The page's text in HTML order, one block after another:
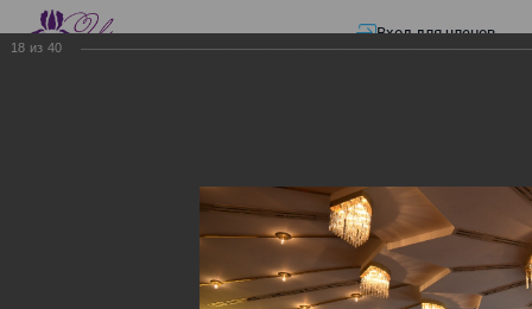
Вход для членов
Презентации—Изменения в трудовом и налоговом
законодательстве: Обязательное медицинское страхование, всеобщее
налоговое декларирование, изменения в налоговом законодательстве
2017 года в части ИПН и СН
18 из 40